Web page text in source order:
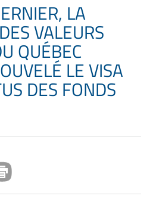
LA
VALEURS
QUÉBEC
LE VISA
DES FONDS